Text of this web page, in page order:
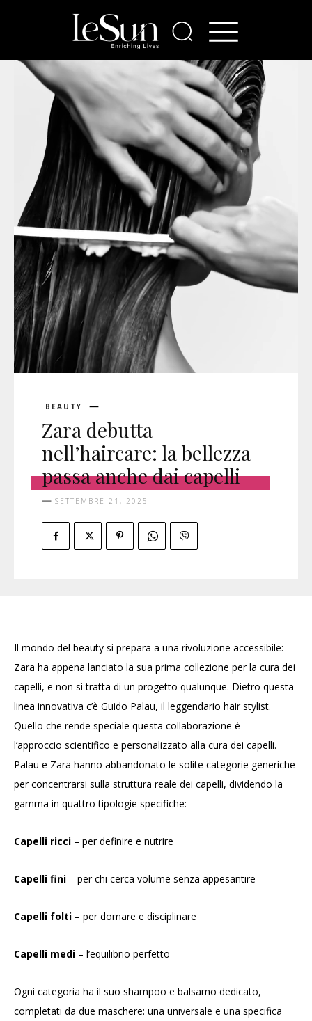
BEAUTY
Zara debutta
nell’haircare: la bellezza
passa anche dai capelli
SETTEMBRE 21, 2025
Il mondo del beauty si prepara a una rivoluzione accessibile:
Zara ha appena lanciato la sua prima collezione per la cura dei
capelli, e non si tratta di un progetto qualunque. Dietro questa
linea innovativa c’è Guido Palau, il leggendario hair stylist.
Quello che rende speciale questa collaborazione è
l’approccio scientifico e personalizzato alla cura dei capelli.
Palau e Zara hanno abbandonato le solite categorie generiche
per concentrarsi sulla struttura reale dei capelli, dividendo la
gamma in quattro tipologie specifiche:
Capelli ricci – per definire e nutrire
Capelli fini – per chi cerca volume senza appesantire
Capelli folti – per domare e disciplinare
Capelli medi – l’equilibrio perfetto
Ogni categoria ha il suo shampoo e balsamo dedicato,
completati da due maschere: una universale e una specifica